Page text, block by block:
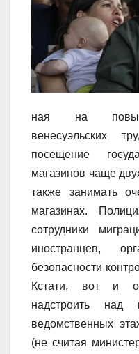
ная на
венесуэльских
посещение
магазинов чаще
также занимать
магазинах.
сотрудники
иностранцев,
безопасности
Кстати, вот и
надстроить над
ведомственных
(не считая